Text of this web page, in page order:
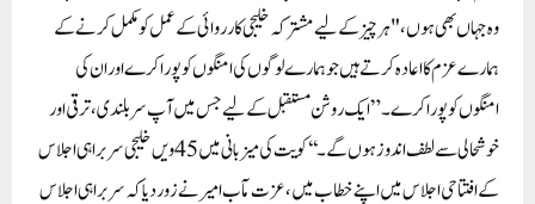
وہ جہاں بھی ہوں، "ہر چیز کے لیے مشترکہ خلیجی کارروائی کے عمل کو مکمل کرنے کے
ہمارے عزم کا اعادہ کرتے ہیں جو ہمارے لوگوں کی امنگوں کو پورا کرے اور ان کی
امنگوں کو پورا کرے۔” ایک روشن مستقبل کے لیے جس میں آپ سربلندی، ترقی اور
خوشحالی سے لطف اندوز ہوں گے۔‘‘کویت کی میزبانی میں 45ویں خلیجی سربراہی اجلاس
کے افتتاحی اجلاس میں اپنے خطاب میں، عزت مآب امیر نے زور دیا کہ سربراہی اجلاس